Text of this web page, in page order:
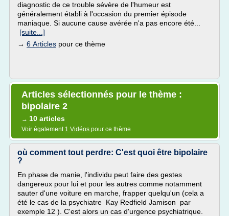
diagnostic de ce trouble sévère de l'humeur est
généralement établi à l'occasion du premier épisode
maniaque. Si aucune cause avérée n'a pas encore été...
[suite...]
→ 6 Articles pour ce thème
Articles sélectionnés pour le thème :
bipolaire 2
→ 10 articles
Voir également 1 Vidéos pour ce thème
où comment tout perdre: C'est quoi être bipolaire
?
En phase de manie, l'individu peut faire des gestes
dangereux pour lui et pour les autres comme notamment
sauter d'une voiture en marche, frapper quelqu'un (cela a
été le cas de la psychiatre Kay Redfield Jamison par
exemple 12 ). C'est alors un cas d'urgence psychiatrique.